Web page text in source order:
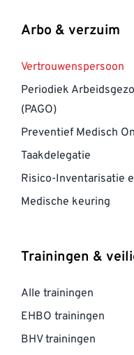
Arbo & verzuim
Vertrouwenspersoon
Periodiek
(PAGO)
Preventief Medisch
Taakdelegatie
Risico-Inventarisatie
Medische keuring
Trainingen &
Alle trainingen
EHBO trainingen
BHV trainingen